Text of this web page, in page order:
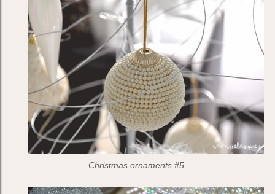
Christmas ornaments #5